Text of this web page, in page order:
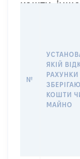
кошти,
№
ЯКІЙ
РАХУНКИ
КОШТИ
МАЙНО